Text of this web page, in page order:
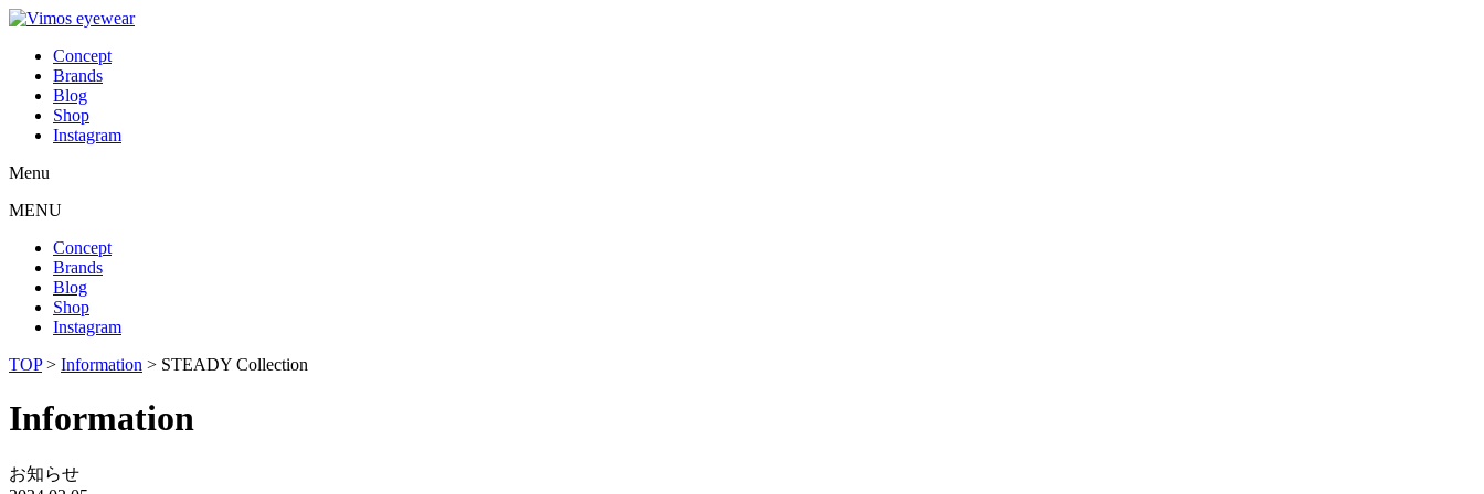
Concept
Brands
Blog
Shop
Instagram
Menu
MENU
Concept
Brands
Blog
Shop
Instagram
TOP> Information > STEADY Collection
Information
お知らせ